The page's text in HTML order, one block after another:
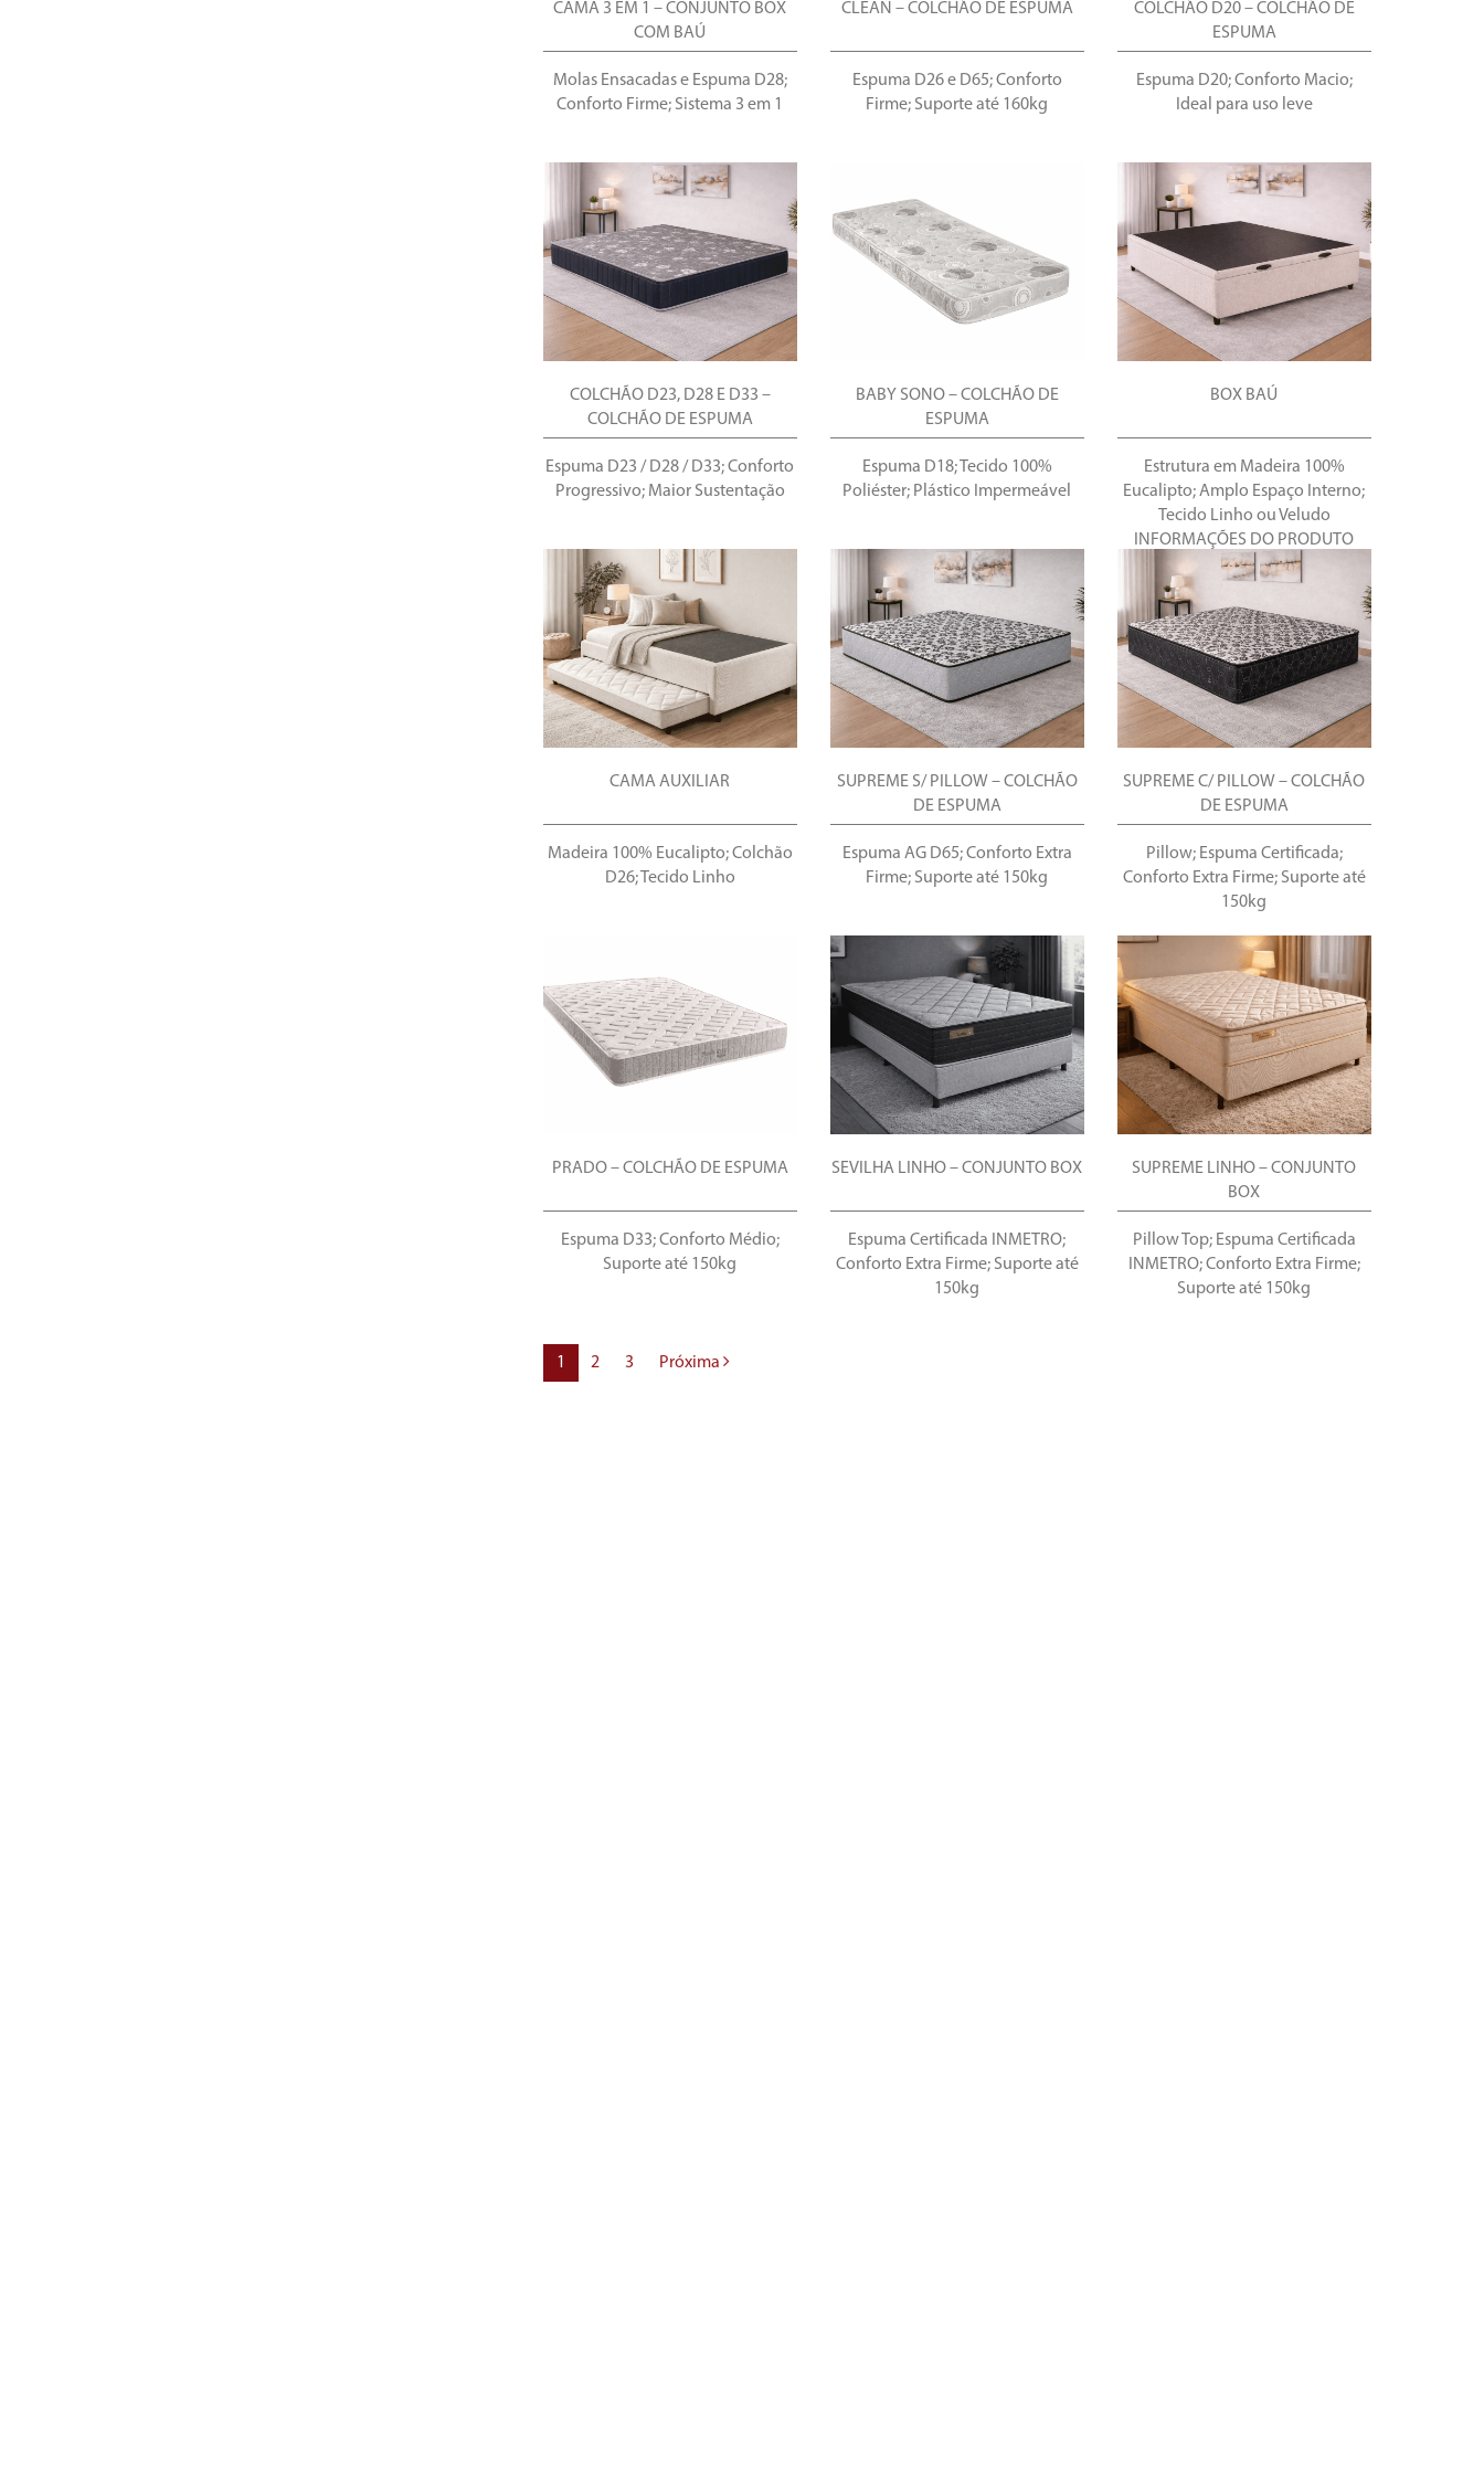
CAMA 3 EM 1 – CONJUNTO BOX
COM BAÚ
Molas Ensacadas e Espuma D28;
Conforto Firme; Sistema 3 em 1
CLEAN – COLCHÃO DE ESPUMA
Espuma D26 e D65; Conforto
Firme; Suporte até 160kg
COLCHÃO D20 – COLCHÃO DE
ESPUMA
Espuma D20; Conforto Macio;
Ideal para uso leve
COLCHÃO D23, D28 E D33 –
COLCHÃO DE ESPUMA
Espuma D23 / D28 / D33; Conforto
Progressivo; Maior Sustentação
BABY SONO – COLCHÃO DE
ESPUMA
Espuma D18; Tecido 100%
Poliéster; Plástico Impermeável
BOX BAÚ
Estrutura em Madeira 100%
Eucalipto; Amplo Espaço Interno;
Tecido Linho ou Veludo
INFORMAÇÕES DO PRODUTO
CAMA AUXILIAR
Madeira 100% Eucalipto; Colchão
D26; Tecido Linho
SUPREME S/ PILLOW – COLCHÃO
DE ESPUMA
Espuma AG D65; Conforto Extra
Firme; Suporte até 150kg
SUPREME C/ PILLOW – COLCHÃO
DE ESPUMA
Pillow; Espuma Certificada;
Conforto Extra Firme; Suporte até
150kg
PRADO – COLCHÃO DE ESPUMA
Espuma D33; Conforto Médio;
Suporte até 150kg
SEVILHA LINHO – CONJUNTO BOX
Espuma Certificada INMETRO;
Conforto Extra Firme; Suporte até
150kg
SUPREME LINHO – CONJUNTO
BOX
Pillow Top; Espuma Certificada
INMETRO; Conforto Extra Firme;
Suporte até 150kg
1 (current)
2 3 Próxima